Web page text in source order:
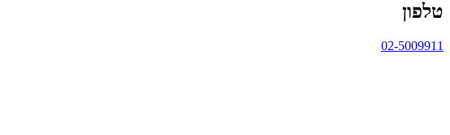
טלפון
02-5009911